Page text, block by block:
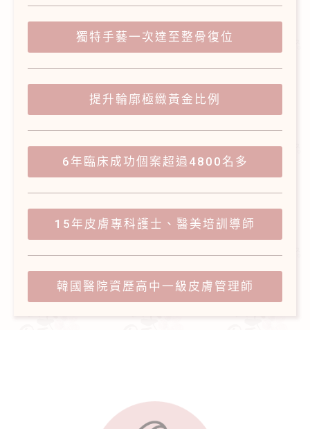
獨特手藝一次達至整骨復位
提升輪廓極緻黃金比例
6年臨床成功個案超過4800名多
15年皮膚專科護士、醫美培訓導師
韓國醫院資歷高中⼀級皮膚管理師